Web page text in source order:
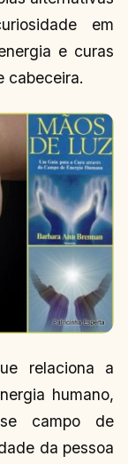
em
e curas
cabeceira.
relaciona a
humano,
campo de
da pessoa